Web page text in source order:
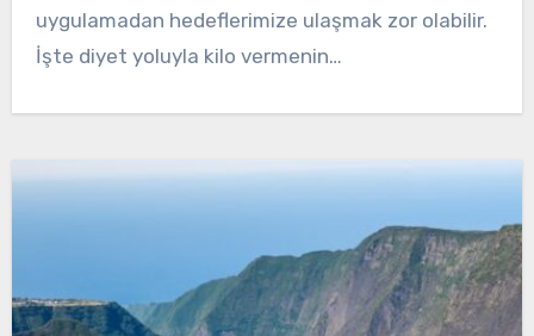
uygulamadan hedeflerimize ulaşmak zor olabilir.
İşte diyet yoluyla kilo vermenin…